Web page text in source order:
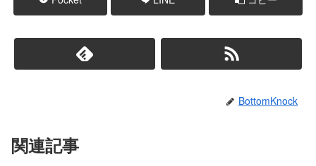
BottomKnock
関連記事